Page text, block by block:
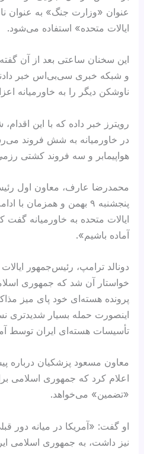
عنوان «وزارت جنگ» به عنوان
ایالات متحده» استفاده می‌شود.
این سخنان ساعتی بعد از آن
و شبکه خبری سی‌بی‌اس خبر
ناوشکن دیگر را به خاورمیانه
رویترز خبر داده که با این
در خاورمیانه به شش فروند
هواپیمابر و سه فروند کشتی
محمدرضا عارف، معاون اول
پنجشنبه ۹ بهمن و همزمان
ایالات متحده به خاورمیانه
آماده باشیم».
دونالد ترامپ، رئیس‌جمهور
خواستار آن شد که جمهوری
پرونده هسته‌ای خود پای میز
اینصورت حمله بسیار شدیدتری
تأسیسات هسته‌ای ایران توسط
معاون مسعود پزشکیان درباره
اعلام کرد که جمهوری اسلامی
«تضمین» می‌خواهد.
او گفت: «آمریکا در میانه دور
نیز داشت، به جمهوری اسلامی